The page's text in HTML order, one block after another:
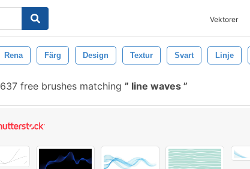
Vektorer
Rena Färg Design Textur Svart Linje
637 free brushes matching line waves